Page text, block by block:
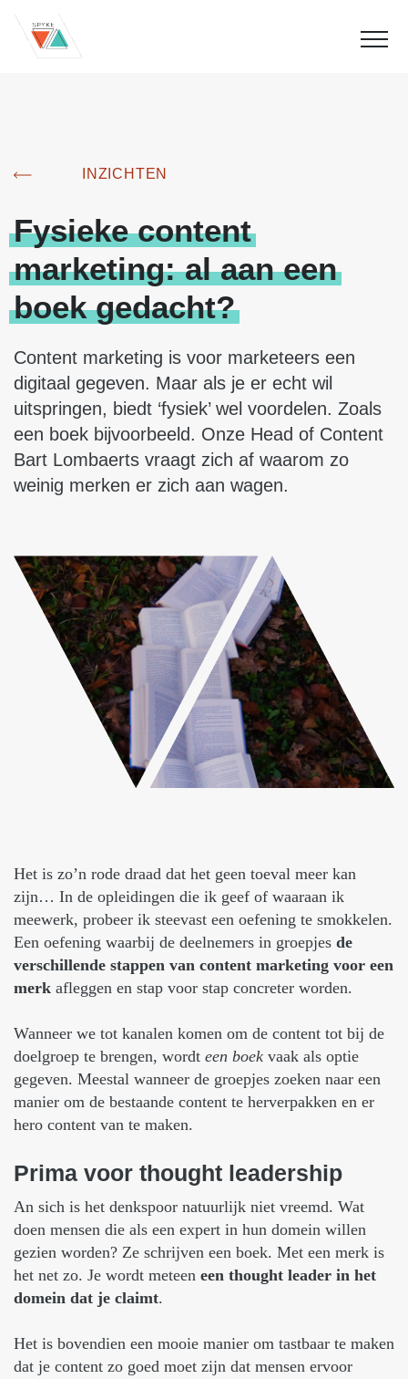
INZICHTEN
Fysieke content
marketing: al aan een
boek gedacht?
Content marketing is voor marketeers een
digitaal gegeven. Maar als je er echt wil
uitspringen, biedt ‘fysiek’ wel voordelen. Zoals
een boek bijvoorbeeld. Onze Head of Content
Bart Lombaerts vraagt zich af waarom zo
weinig merken er zich aan wagen.
Het is zo’n rode draad dat het geen toeval meer kan
zijn… In de opleidingen die ik geef of waaraan ik
meewerk, probeer ik steevast een oefening te smokkelen.
Een oefening waarbij de deelnemers in groepjes de
verschillende stappen van content marketing voor een
merk afleggen en stap voor stap concreter worden.
Wanneer we tot kanalen komen om de content tot bij de
doelgroep te brengen, wordt een boek vaak als optie
gegeven. Meestal wanneer de groepjes zoeken naar een
manier om de bestaande content te herverpakken en er
hero content van te maken.
Prima voor thought leadership
An sich is het denkspoor natuurlijk niet vreemd. Wat
doen mensen die als een expert in hun domein willen
gezien worden? Ze schrijven een boek. Met een merk is
het net zo. Je wordt meteen een thought leader in het
domein dat je claimt.
Het is bovendien een mooie manier om tastbaar te maken
dat je content zo goed moet zijn dat mensen ervoor